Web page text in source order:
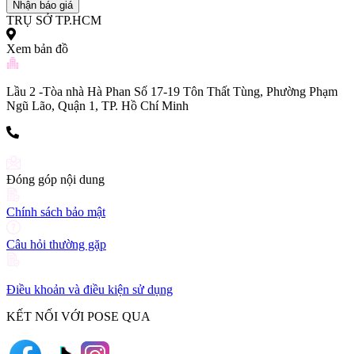
Nhận báo giá
TRỤ SỞ TP.HCM
Xem bản đồ
Lầu 2 -Tòa nhà Hà Phan Số 17-19 Tôn Thất Tùng, Phường Phạm
Ngũ Lão, Quận 1, TP. Hồ Chí Minh
Đóng góp nội dung
Chính sách bảo mật
Câu hỏi thường gặp
Điều khoản và điều kiện sử dụng
KẾT NỐI VỚI POSE QUA